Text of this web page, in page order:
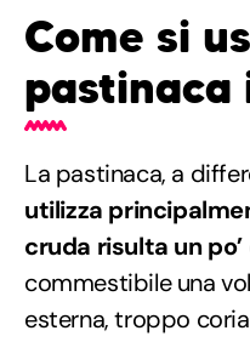
Come si
pastinaca
La pastinaca, a
utilizza
cruda risulta un po’
commestibile una
esterna, troppo